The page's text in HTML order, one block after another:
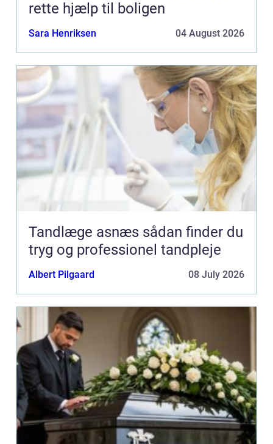
rette hjælp til boligen
Sara Henriksen 04 August 2026
Tandlæge asnæs sådan finder du
tryg og professionel tandpleje
Albert Pilgaard 08 July 2026